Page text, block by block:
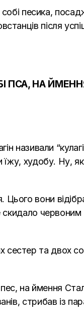
собі песика,
після
ПСА, НА
називали
їжу, худобу. Ну,
вони
сестер та двох
на ймення
стрибав із